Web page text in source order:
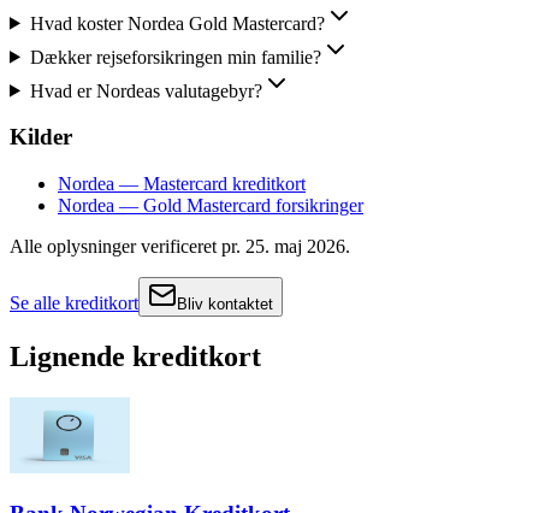
Hvad koster Nordea Gold Mastercard?
Dækker rejseforsikringen min familie?
Hvad er Nordeas valutagebyr?
Kilder
Nordea — Mastercard kreditkort
Nordea — Gold Mastercard forsikringer
Alle oplysninger verificeret pr. 25. maj 2026.
Se alle kreditkort Bliv kontaktet
Lignende kreditkort